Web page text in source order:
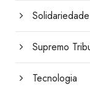
Solidariedade
Supremo
Tecnologia